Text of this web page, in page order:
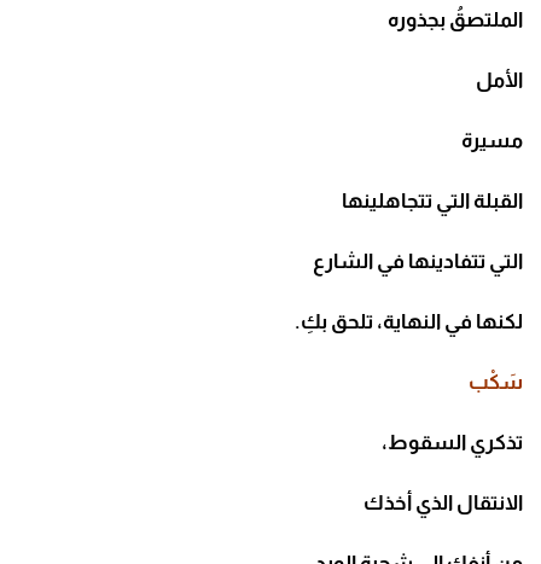
الملتصقُ بجذوره
الأمل
مسيرة
القبلة التي تتجاهلينها
التي تتفادينها في الشارع
لكنها في النهاية، تلحق بكِ.
سَكْب
تذكري السقوط،
الانتقال الذي أخذك